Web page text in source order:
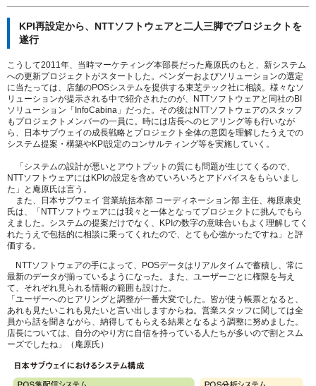
KPI再設定から、NTTソフトウェアと二人三脚でプロジェクトを
遂行
こうして2011年、当時マーケティング本部長だった庵原氏のもと、新システム
への更新プロジェクトがスタートした。ベンダーおよびソリューションの選定
に当たっては、店舗のPOSシステムを提供する東芝テック社に相談。様々なソ
リューションが提示される中で紹介されたのが、NTTソフトウェアと同社のBI
ソリューション「InfoCabina」だった。その後はNTTソフトウェアのスタッフ
もプロジェクトメンバーの一員に。時には店長へのヒアリング等も行いなが
ら、日本サブウェイの成長戦略とプロジェクト全体の意図を理解したうえでの
システム提案・構築やKPI設定のコンサルティング等を実施していく。
「システムの設計が悪いとアウトプットの質にも問題が生じてくるので、
NTTソフトウェアにはKPIの設定を含めていろいろとアドバイスをもらいまし
た」と庵原氏は言う。
また、日本サブウェイ 営業統括本部 コーディネーション部 主任、梅原康史
氏は、「NTTソフトウェアには我々と一体となってプロジェクトに挑んでもら
えました。システムの提案だけでなく、KPIの数字の意味合いもよく理解してく
れたうえで包括的に相談に乗ってくれたので、とても心強かったですね」と評
価する。
NTTソフトウェアの手によって、POSデータはリアルタイムで蓄積し、常に
最新のデータが揃っているようになった。また、ユーザーごとに権限を与え
て、それぞれ見られる情報の範囲も設けた。
「ユーザーへのヒアリングと調整が一番大変でした。皆が使う帳票となると、
あれも見たいこれも見たいと言い出しますからね。営業スタッフに関しては全
員から話を聞きながら、納得してもらえる結果となるよう調整に努めました。
店長については、自分のやり方に自信を持っている人たちが多いので割とスム
ーズでしたね」（庵原氏）